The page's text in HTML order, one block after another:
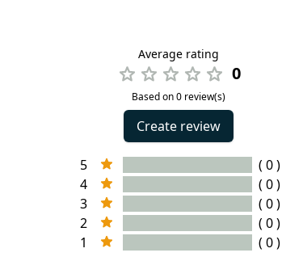
Average rating
0
Based on 0 review(s)
Create review
5
( 0 )
4
( 0 )
3
( 0 )
2
( 0 )
1
( 0 )